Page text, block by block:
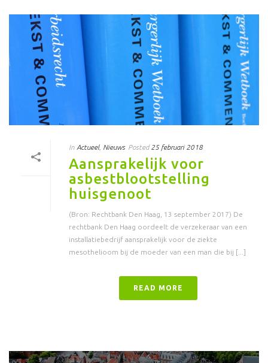
In Actueel, Nieuws Posted 25 februari 2018
Aansprakelijk voor
asbestblootstelling
huisgenoot
(Bron: Rechtbank Den Haag, 13 september 2017) De
rechtbank Den Haag oordeelt de verzekeraar van een
installatiebedrijf aansprakelijk voor de ziekte
mesothelioom bij de moeder van een man die bij [...]
READ MORE